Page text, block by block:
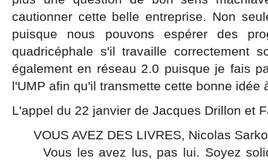
cautionner cette belle entreprise. Non
puisque nous pouvons espérer des
quadricéphale s'il travaille correctement
également en réseau 2.0 puisque je fais
l'UMP afin qu'il transmette cette bonne idée
L'appel du 22 janvier de Jacques Drillon et
VOUS AVEZ DES LIVRES, Nicolas
Vous les avez lus, pas lui. Soyez